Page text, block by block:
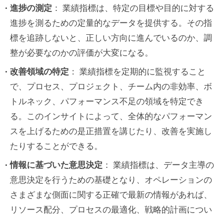
アクセシビリティの遵守
ステークホルダーの満足度
セキュリティとコンプライアンス
Q&A
Q. エンジニアリングリードの KPI とは？
Q. エンジニアリングディレクターの KPI
とは？
チームのパフォーマンスと生産性
プロジェクトのデリバリと実行
戦略的リーダーシップとイノベーシ
進捗の測定 ： 業績指標は、特定の目標や目的に対する
進捗を測るための定量的なデータを提供する。その指
標を追跡しないと、正しい方向に進んでいるのか、調
整が必要なのかの評価が大変になる。
改善領域の特定 ： 業績指標を定期的に監視すること
で、プロセス、プロジェクト、チーム内の非効率、ボ
トルネック、パフォーマンス不足の領域を特定でき
る。このインサイトによって、全体的なパフォーマン
スを上げるための是正措置を講じたり、改善を実施し
たりすることができる。
情報に基づいた意思決定 ： 業績指標は、データ主導の
意思決定を行うための基礎となり、オペレーションの
さまざまな側面に関する正確で最新の情報があれば、
リソース配分、プロセスの最適化、戦略的計画につい